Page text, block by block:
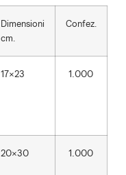
Dimensioni
cm.
Confez.
17×23 1.000
20×30 1.000